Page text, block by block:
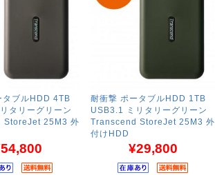
タブルHDD 4TB
タリーグリーン
StoreJet 25M3 外
耐衝撃 ポータブルHDD 1TB
USB3.1 ミリタリーグリーン
Transcend StoreJet 25M3 外
付けHDD
¥29,800